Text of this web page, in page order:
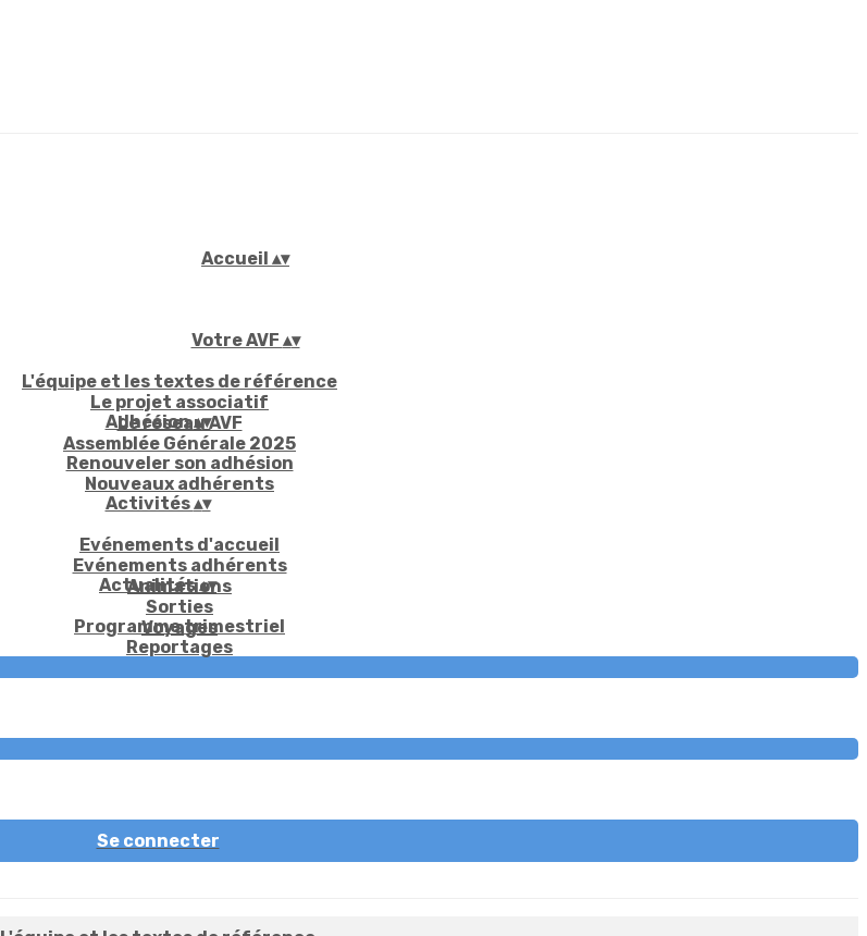
Accueil ▴▾
Votre AVF ▴▾
L'équipe et les textes de référence
Le projet associatif
Le réseau AVF
Assemblée Générale 2025
Adhésion▴▾
Renouveler son adhésion
Nouveaux adhérents
Activités▴▾
Evénements d'accueil
Evénements adhérents
Animations
Sorties
Voyages
Actualités▴▾
Programme trimestriel
Reportages
Se connecter